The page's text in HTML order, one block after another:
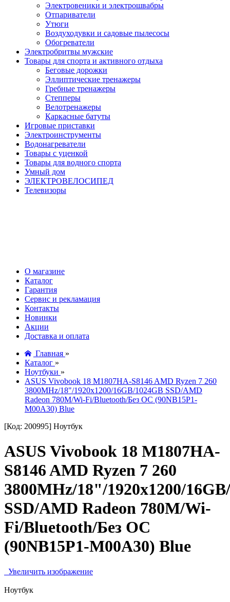
Электровеники и электрошвабры
Отпариватели
Утюги
Воздуходувки и садовые пылесосы
Обогреватели
Электробритвы мужские
Товары для спорта и активного отдыха
Беговые дорожки
Эллиптические тренажеры
Гребные тренажеры
Степперы
Велотренажеры
Каркасные батуты
Игровые приставки
Электроинструменты
Водонагреватели
Товары с уценкой
Товары для водного спорта
Умный дом
ЭЛЕКТРОВЕЛОСИПЕД
Телевизоры
О магазине
Каталог
Гарантия
Сервис и рекламация
Контакты
Новинки
Акции
Доставка и оплата
Главная »
Каталог »
Ноутбуки »
ASUS Vivobook 18 M1807HA-S8146 AMD Ryzen 7 260
3800MHz/18"/1920x1200/16GB/1024GB SSD/AMD
Radeon 780M/Wi-Fi/Bluetooth/Без ОС (90NB15P1-
M00A30) Blue
[Код: 200995] Ноутбук
ASUS Vivobook 18 M1807HA-
S8146 AMD Ryzen 7 260
3800MHz/18"/1920x1200/
SSD/AMD Radeon 780M/Wi-
Fi/Bluetooth/Без ОС
(90NB15P1-M00A30) Blue
Увеличить изображение
Ноутбук